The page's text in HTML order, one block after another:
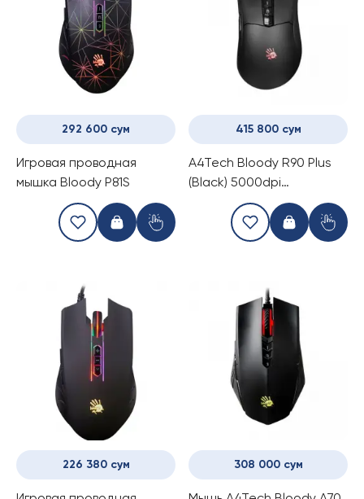
292 600 сум
Игровая проводная
мышка Bloody P81S
415 800 сум
A4Tech Bloody R90 Plus
(Black) 5000dpi
беспроводная USB
226 380 сум 308 000 сум